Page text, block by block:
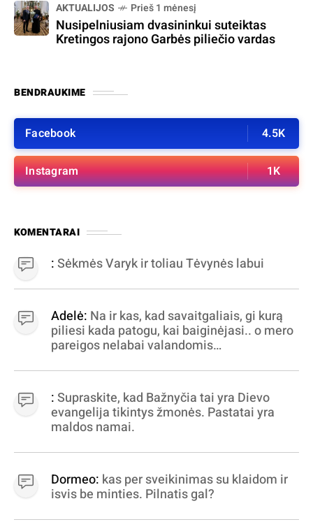
AKTUALIJOS Prieš 1 mėnesį
Nusipelniusiam dvasininkui suteiktas
Kretingos rajono Garbės piliečio vardas
BENDRAUKIME
Facebook 4.5K
Instagram 1K
KOMENTARAI
:Sėkmės Varyk ir toliau Tėvynės labui
Adelė: Na ir kas, kad savaitgaliais, gi kurą
piliesi kada patogu, kai baiginėjasi.. o mero
pareigos nelabai valandomis
virpinimas, ieškokit kur milijonus vagia
dujininkai, elektros aferistai, stadionų
statytojai Vilnuje
:Supraskite, kad Bažnyčia tai yra Dievo
evangelija tikintys žmonės. Pastatai yra
maldos namai.
Dormeo: kas per sveikinimas su klaidom ir
isvis be minties. Pilnatis gal?